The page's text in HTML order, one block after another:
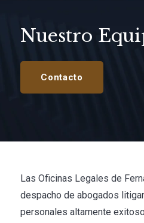
Nuestro
Contacto
Las Oficinas Legales de
despacho de abogados
personales altamente